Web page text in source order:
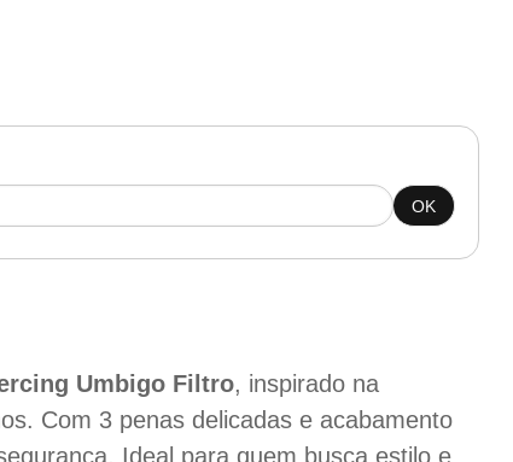
OK
Umbigo Filtro, inspirado na
Com 3 penas delicadas e acabamento
Ideal para quem busca estilo e